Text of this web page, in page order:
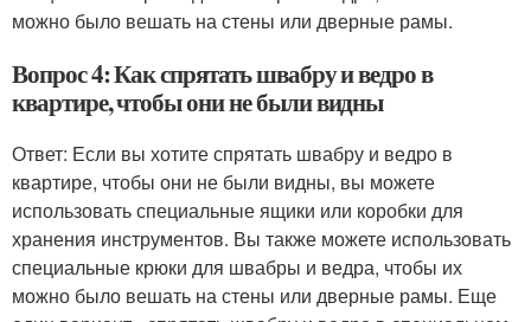
можно было вешать на стены или дверные рамы.
Вопрос 4: Как спрятать швабру и ведро в
квартире, чтобы они не были видны
Ответ: Если вы хотите спрятать швабру и ведро в
квартире, чтобы они не были видны, вы можете
использовать специальные ящики или коробки для
хранения инструментов. Вы также можете использовать
специальные крюки для швабры и ведра, чтобы их
можно было вешать на стены или дверные рамы. Еще